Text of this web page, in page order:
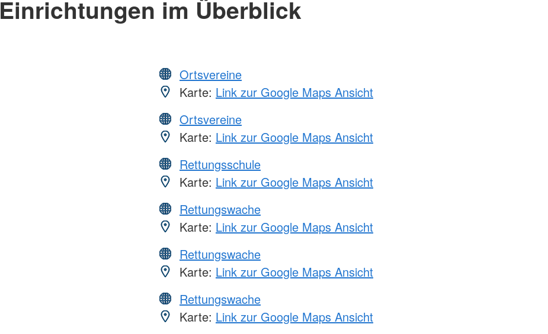
Einrichtungen im Überblick
Ortsvereine
Karte: Link zur Google Maps Ansicht
Ortsvereine
Karte: Link zur Google Maps Ansicht
Rettungsschule
Karte: Link zur Google Maps Ansicht
Rettungswache
Karte: Link zur Google Maps Ansicht
Rettungswache
Karte: Link zur Google Maps Ansicht
Rettungswache
Karte: Link zur Google Maps Ansicht